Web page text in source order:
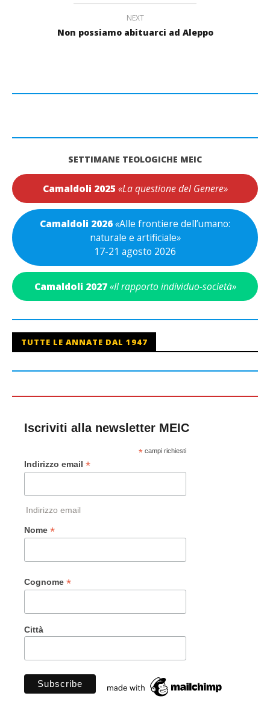
NEXT
Non possiamo abituarci ad Aleppo
SETTIMANE TEOLOGICHE MEIC
Camaldoli 2025 «La questione del Genere»
Camaldoli 2026«Alle frontiere dell’umano:
naturale e artificiale»
17-21 agosto 2026
Camaldoli 2027 «Il rapporto individuo-società»
TUTTE LE ANNATE DAL 1947
Iscriviti alla newsletter MEIC
*campi richiesti
Indirizzo email *
Indirizzo email
Nome *
Cognome *
Città